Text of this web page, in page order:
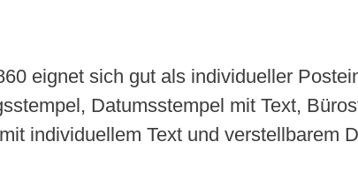
eignet sich gut als individueller
Datumsstempel mit Text,
individuellem Text und verstellbarem